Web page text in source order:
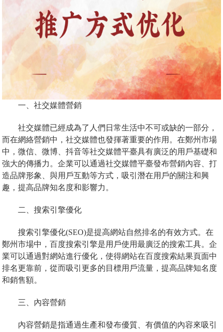
一、社交媒體營銷
社交媒體已經成為了人們日常生活中不可或缺的一部分，
而在網絡營銷中，社交媒體也發揮著重要的作用。在鄭州市場
中，微信、微博、抖音等社交媒體平臺具有廣泛的用戶基礎和
強大的傳播力。企業可以通過社交媒體平臺發布營銷內容、打
造品牌形象、與用戶互動等方式，吸引潛在用戶的關注和興
趣，提高品牌知名度和影響力。
二、搜索引擎優化
搜索引擎優化(SEO)是提高網站自然排名的有效方式。在
鄭州市場中，百度搜索引擎是用戶使用最廣泛的搜索工具。企
業可以通過對網站進行優化，使得網站在百度搜索結果頁面中
排名更靠前，從而吸引更多的目標用戶流量，提高品牌知名度
和銷售額。
三、內容營銷
內容營銷是指通過生產和發布優質、有價值的內容來吸引